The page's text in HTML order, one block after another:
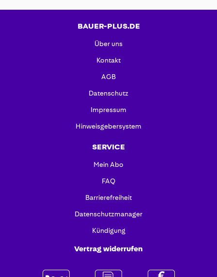
BAUER-PLUS.DE
Über uns
Kontakt
AGB
Datenschutz
Impressum
Hinweisgebersystem
SERVICE
Mein Abo
FAQ
Barrierefreiheit
Datenschutzmanager
Kündigung
Vertrag widerrufen